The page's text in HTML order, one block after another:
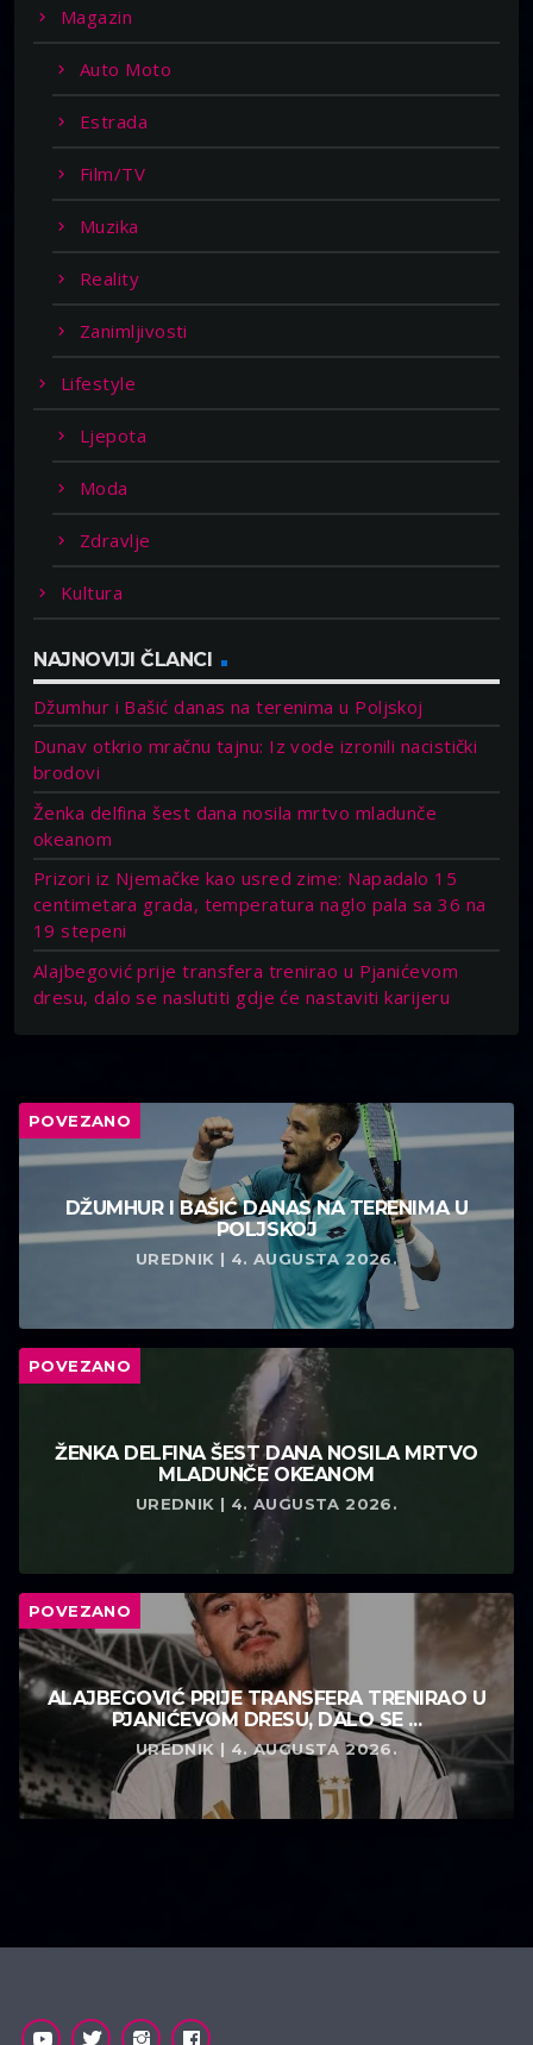
Magazin
Auto Moto
Estrada
Film/TV
Muzika
Reality
Zanimljivosti
Lifestyle
Ljepota
Moda
Zdravlje
Kultura
NAJNOVIJI ČLANCI
Džumhur i Bašić danas na terenima u Poljskoj
Dunav otkrio mračnu tajnu: Iz vode izronili nacistički
brodovi
Ženka delfina šest dana nosila mrtvo mladunče
okeanom
Prizori iz Njemačke kao usred zime: Napadalo 15
centimetara grada, temperatura naglo pala sa 36 na
19 stepeni
Alajbegović prije transfera trenirao u Pjanićevom
dresu, dalo se naslutiti gdje će nastaviti karijeru
POVEZANO
DŽUMHUR I BAŠIĆ DANAS NA TERENIMA U
POLJSKOJ
UREDNIK | 4. AUGUSTA 2026.
POVEZANO
ŽENKA DELFINA ŠEST DANA NOSILA MRTVO
MLADUNČE OKEANOM
UREDNIK | 4. AUGUSTA 2026.
POVEZANO
ALAJBEGOVIĆ PRIJE TRANSFERA TRENIRAO U
PJANIĆEVOM DRESU, DALO SE ...
UREDNIK | 4. AUGUSTA 2026.